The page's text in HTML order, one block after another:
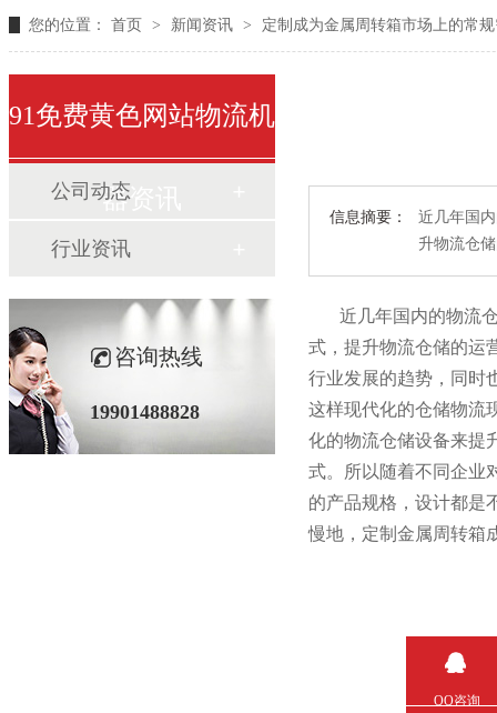
您的位置： 首页 > 新闻资讯 > 定制成为金属周转箱市场上的常
信息摘要：
近几年国内
升物流仓储
近几年国内的物流仓储
式，提升物流仓储的
行业发展的趋势，同
这样现代化的仓储物流
化的物流仓储设备来提
式。所以随着不同企
的产品规格，设计都是
慢地，定制金属周转
91免费黄色网站物流机
器资讯
公司动态
行业资讯
咨询热线
19901488828
QQ咨询